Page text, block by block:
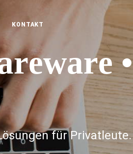
KONTAKT
reware •
für Privatleute.